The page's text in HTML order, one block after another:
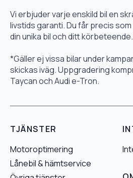
Vi erbjuder varje enskild bil en
livstids garanti. Du får precis
din unika bil och ditt körbeteende.
*Gäller ej vissa bilar under
skickas iväg. Uppgradering
Taycan och Audi e-Tron.
TJÄNSTER
Motoroptimering
Lånebil & hämtservice